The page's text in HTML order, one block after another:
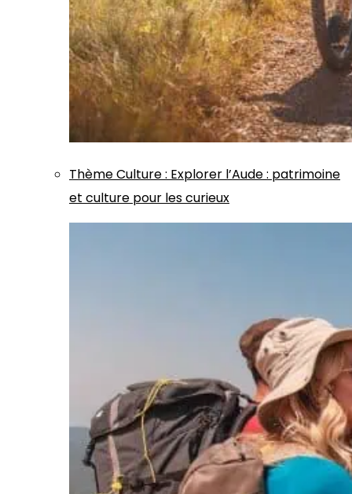
ThèmeCulture: Explorer l’Aude : patrimoine
et culture pour les curieux